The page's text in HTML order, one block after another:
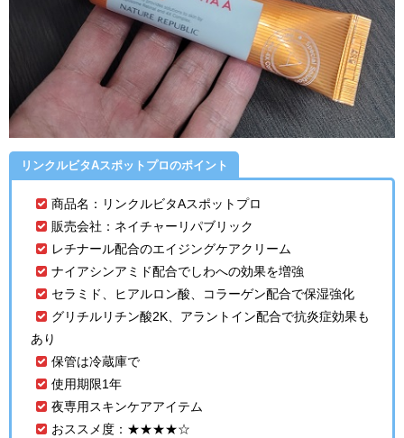
リンクルビタAスポットプロのポイント
商品名：リンクルビタAスポットプロ
販売会社：ネイチャーリパブリック
レチナール配合のエイジングケアクリーム
ナイアシンアミド配合でしわへの効果を増強
セラミド、ヒアルロン酸、コラーゲン配合で保湿強化
グリチルリチン酸2K、アラントイン配合で抗炎症効果も
あり
保管は冷蔵庫で
使用期限1年
夜専用スキンケアアイテム
おススメ度：★★★★☆